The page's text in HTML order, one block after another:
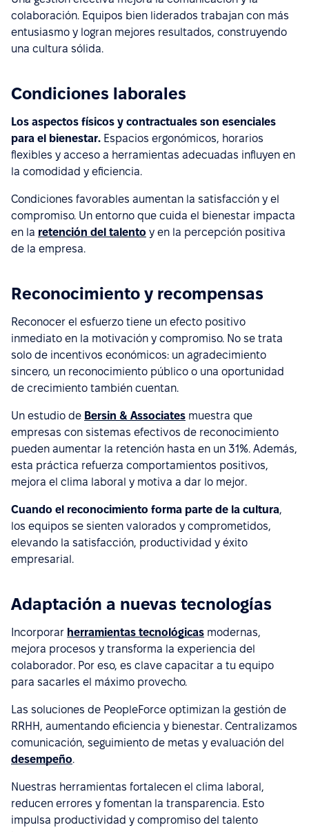
colaboración. Equipos bien liderados trabajan con más
entusiasmo y logran mejores resultados, construyendo
una cultura sólida.
Condiciones laborales
Los aspectos físicos y contractuales son esenciales
para el bienestar. Espacios ergonómicos, horarios
flexibles y acceso a herramientas adecuadas influyen en
la comodidad y eficiencia.
Condiciones favorables aumentan la satisfacción y el
compromiso. Un entorno que cuida el bienestar impacta
en la retención del talento y en la percepción positiva
de la empresa.
Reconocimiento y recompensas
Reconocer el esfuerzo tiene un efecto positivo
inmediato en la motivación y compromiso. No se trata
solo de incentivos económicos: un agradecimiento
sincero, un reconocimiento público o una oportunidad
de crecimiento también cuentan.
Un estudio de Bersin & Associates muestra que
empresas con sistemas efectivos de reconocimiento
pueden aumentar la retención hasta en un 31%. Además,
esta práctica refuerza comportamientos positivos,
mejora el clima laboral y motiva a dar lo mejor.
Cuando el reconocimiento forma parte de la cultura,
los equipos se sienten valorados y comprometidos,
elevando la satisfacción, productividad y éxito
empresarial.
Adaptación a nuevas tecnologías
Incorporar herramientas tecnológicas modernas,
mejora procesos y transforma la experiencia del
colaborador. Por eso, es clave capacitar a tu equipo
para sacarles el máximo provecho.
Las soluciones de PeopleForce optimizan la gestión de
RRHH, aumentando eficiencia y bienestar. Centralizamos
comunicación, seguimiento de metas y evaluación del
desempeño.
Nuestras herramientas fortalecen el clima laboral,
reducen errores y fomentan la transparencia. Esto
impulsa productividad y compromiso del talento